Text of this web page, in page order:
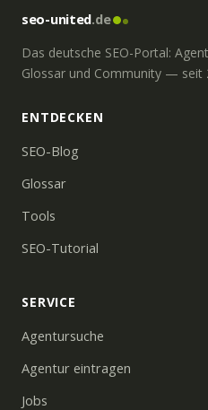
seo-united.de
Das deutsche SEO-Portal:
Glossar und Community — seit
ENTDECKEN
SEO-Blog
Glossar
Tools
SEO-Tutorial
SERVICE
Agentursuche
Agentur eintragen
Jobs